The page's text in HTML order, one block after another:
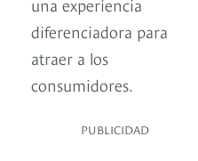
diferenciadora para
atraer a los
consumidores.
PUBLICIDAD